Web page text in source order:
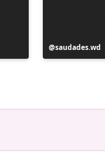
Postare
publicată
saudades.wd